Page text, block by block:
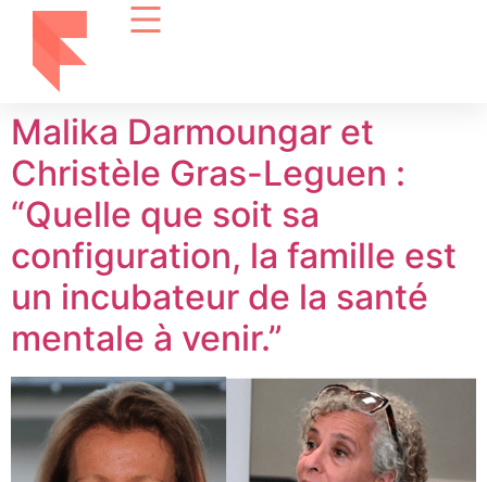
Malika Darmoungar et
Christèle Gras-Leguen :
“Quelle que soit sa
configuration, la famille est
un incubateur de la santé
mentale à venir.”